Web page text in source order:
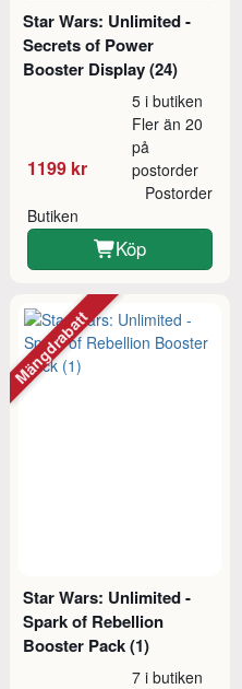
Star Wars: Unlimited -
Secrets of Power
Booster Display (24)
1199 kr
5 i butiken
Fler än 20
på
postorder
Butiken
Postorder
Köp
Star Wars: Unlimited -
Spark of Rebellion
Booster Pack (1)
7 i butiken
Mängdrabatt